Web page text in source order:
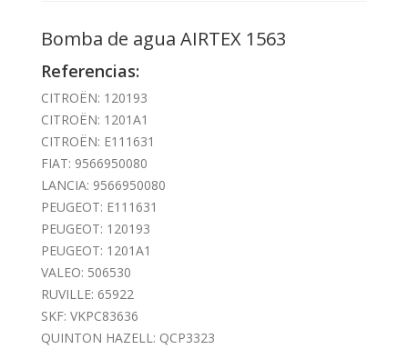
Bomba de agua AIRTEX 1563
Referencias:
CITROËN: 120193
CITROËN: 1201A1
CITROËN: E111631
FIAT: 9566950080
LANCIA: 9566950080
PEUGEOT: E111631
PEUGEOT: 120193
PEUGEOT: 1201A1
VALEO: 506530
RUVILLE: 65922
SKF: VKPC83636
QUINTON HAZELL: QCP3323